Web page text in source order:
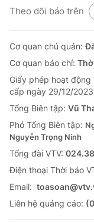
Theo dõi báo trên
Cơ quan chủ quản:
Cơ quan báo chí:
Giấy phép hoạt
cấp ngày 29/12/2023
Tổng Biên tập: Vũ
Phó Tổng Biên tập:
Nguyễn Trọng Ninh
Tổng đài VTV:
Ðiện thoại Thời báo
Email:
Liên hệ quảng cáo: